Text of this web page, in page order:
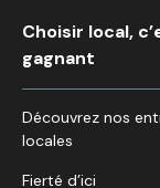
Choisir local,
gagnant
Découvrez nos
locales
Fierté d’ici